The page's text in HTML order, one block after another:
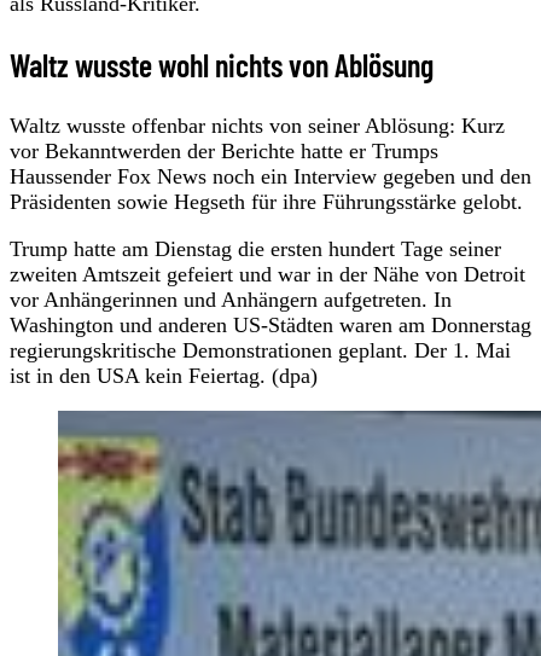
Waltz wusste wohl nichts von Ablösung
Waltz wusste offenbar nichts von seiner Ablösung: Kurz
vor Bekanntwerden der Berichte hatte er Trumps
Haussender Fox News noch ein Interview gegeben und den
Präsidenten sowie Hegseth für ihre Führungsstärke gelobt.
Trump hatte am Dienstag die ersten hundert Tage seiner
zweiten Amtszeit gefeiert und war in der Nähe von Detroit
vor Anhängerinnen und Anhängern aufgetreten. In
Washington und anderen US-Städten waren am Donnerstag
regierungskritische Demonstrationen geplant. Der 1. Mai
ist in den USA kein Feiertag. (dpa)